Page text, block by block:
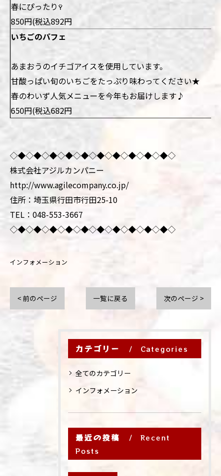
春にぴったり
850円(税込892円
いちごのパフェ
あまおうのイチゴアイスを使用しています。
甘酸っぱい旬のいちごをたっぷり味わってください★
春のわいず人気メニューを今年もお届けします♪
650円(税込682円
◇◆◇◆◇◆◇◆◇◆◇◆◇◆◇◆◇◆◇◆◇
株式会社アジルカンパニー
http://www.agilecompany.co.jp/
住所：埼玉県行田市行田25-10
TEL：048-553-3667
◇◆◇◆◇◆◇◆◇◆◇◆◇◆◇◆◇◆◇◆◇
インフォメーション
< 前のページ 一覧に戻る 次のページ >
カテゴリー Categories
全てのカテゴリー
インフォメーション
最近の投稿
Recent
Posts